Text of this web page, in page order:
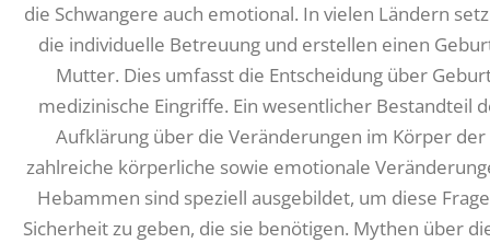
die Schwangere auch emotional. In vielen Ländern
die individuelle Betreuung und erstellen einen
Mutter. Dies umfasst die Entscheidung über
medizinische Eingriffe. Ein wesentlicher Bestandteil
Aufklärung über die Veränderungen im Körper
zahlreiche körperliche sowie emotionale
Hebammen sind speziell ausgebildet, um diese
Sicherheit zu geben, die sie benötigen. Mythen über